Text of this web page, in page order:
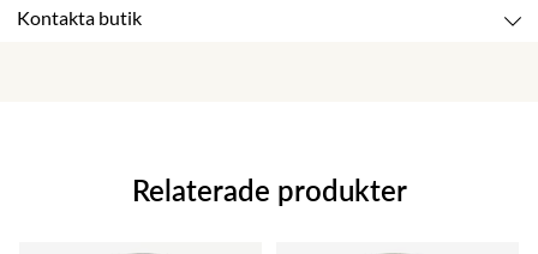
Kontakta butik
Relaterade produkter